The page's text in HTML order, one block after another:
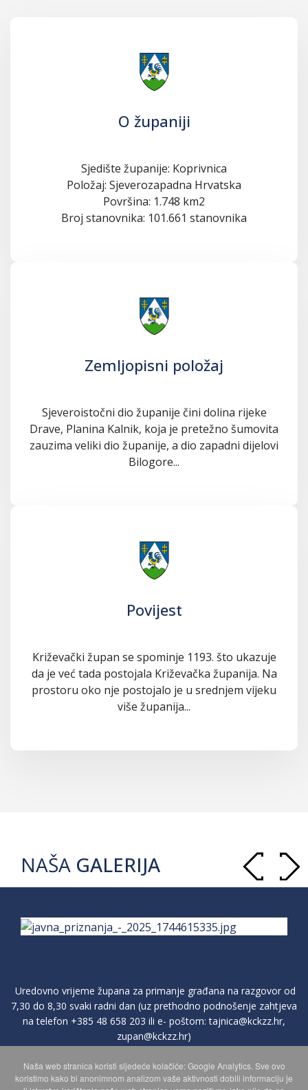
O županiji
Sjedište županije: Koprivnica
Položaj: Sjeverozapadna Hrvatska
Površina: 1.748 km2
Broj stanovnika: 101.661 stanovnika
Zemljopisni položaj
Sjeveroistočni dio županije čini dolina rijeke
Drave, Planina Kalnik, koja je pretežno šumovita
zauzima veliki dio županije, a dio zapadni dijelovi
Bilogore...
Povijest
Križevački župan se spominje 1193. što ukazuje
da je već tada postojala Križevačka županija. Na
prostoru oko nje postojalo je u srednjem vijeku
više županija...
NAŠA GALERIJA
Uredovno vrijeme župana za primanje građana na razgovor od
7,30 do 8,30 svaki radni dan (uz prethodno podnošenje zahtjeva
na telefon +385 48 658 203 ili e- poštom:tajnica@kckzz.hr,
zupan@kckzz.hr)
POLITIKA ZAŠTITE PRIVATNOSTI OSOBNIH PODATAKA
Naša web stranica koristi sljedeće kolačiće: Google Analytics. Sve ovo
koristimo kako bi anonimnom analizom vaše aktivnosti dobili informaciju je